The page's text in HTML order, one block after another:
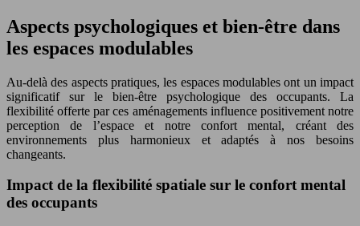
Aspects psychologiques et bien-être dans
les espaces modulables
Au-delà des aspects pratiques, les espaces modulables ont un impact
significatif sur le bien-être psychologique des occupants. La
flexibilité offerte par ces aménagements influence positivement notre
perception de l’espace et notre confort mental, créant des
environnements plus harmonieux et adaptés à nos besoins
changeants.
Impact de la flexibilité spatiale sur le confort mental
des occupants